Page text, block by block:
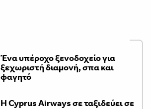
Ένα υπέροχο ξενοδοχείο για
ξεχωριστή διαμονή, σπα και
φαγητό
H Cyprus Airways σε ταξιδεύει σε